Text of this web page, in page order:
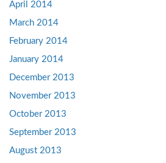
April 2014
March 2014
February 2014
January 2014
December 2013
November 2013
October 2013
September 2013
August 2013